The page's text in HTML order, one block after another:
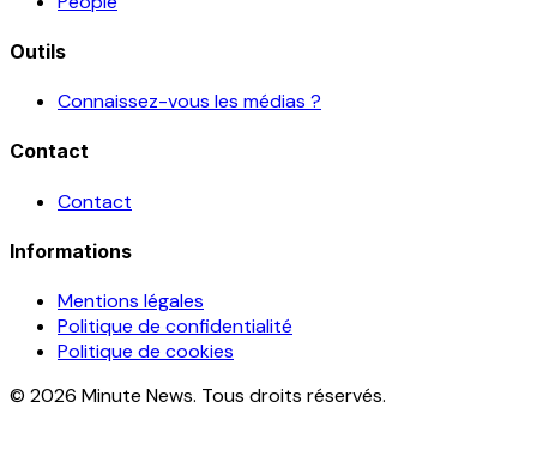
Outils
Connaissez-vous les médias ?
Contact
Contact
Informations
Mentions légales
Politique de confidentialité
Politique de cookies
© 2026 Minute News. Tous droits réservés.